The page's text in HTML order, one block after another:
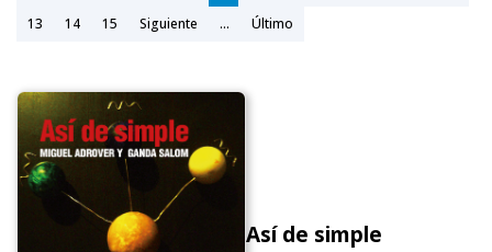
13
14 15 Siguiente ... Último
Así de simple